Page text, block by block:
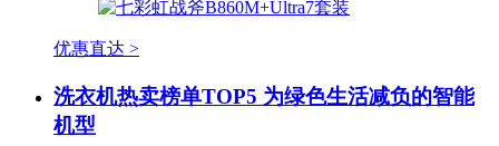
优惠直达 >
洗衣机热卖榜单TOP5 为绿色生活减负的智能
机型